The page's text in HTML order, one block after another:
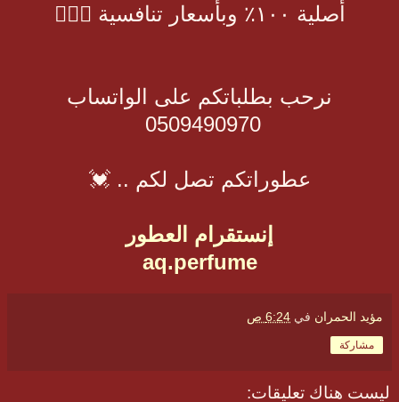
أصلية ١٠٠٪؜ وبأسعار تنافسية 👌🏻😍
نرحب بطلباتكم على الواتساب
0509490970
عطوراتكم تصل لكم .. 💓
إنستقرام العطور
aq.perfume
مؤيد الحمران في 6:24 ص
مشاركة
ليست هناك تعليقات: